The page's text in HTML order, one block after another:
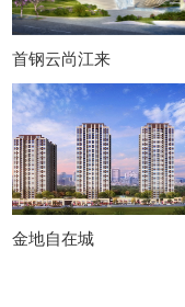
首钢云尚江来
金地自在城